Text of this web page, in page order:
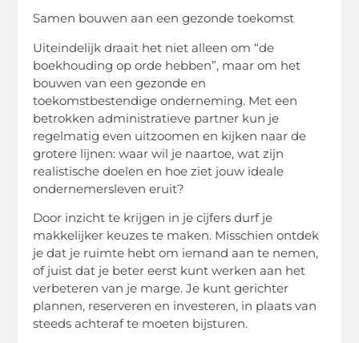
Samen bouwen aan een gezonde toekomst
Uiteindelijk draait het niet alleen om “de
boekhouding op orde hebben”, maar om het
bouwen van een gezonde en
toekomstbestendige onderneming. Met een
betrokken administratieve partner kun je
regelmatig even uitzoomen en kijken naar de
grotere lijnen: waar wil je naartoe, wat zijn
realistische doelen en hoe ziet jouw ideale
ondernemersleven eruit?
Door inzicht te krijgen in je cijfers durf je
makkelijker keuzes te maken. Misschien ontdek
je dat je ruimte hebt om iemand aan te nemen,
of juist dat je beter eerst kunt werken aan het
verbeteren van je marge. Je kunt gerichter
plannen, reserveren en investeren, in plaats van
steeds achteraf te moeten bijsturen.